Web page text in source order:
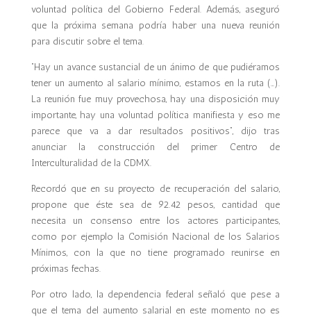
voluntad política del Gobierno Federal. Además, aseguró
que la próxima semana podría haber una nueva reunión
para discutir sobre el tema.
“Hay un avance sustancial de un ánimo de que pudiéramos
tener un aumento al salario mínimo, estamos en la ruta (…).
La reunión fue muy provechosa, hay una disposición muy
importante, hay una voluntad política manifiesta y eso me
parece que va a dar resultados positivos”, dijo tras
anunciar la construcción del primer Centro de
Interculturalidad de la CDMX.
Recordó que en su proyecto de recuperación del salario,
propone que éste sea de 92.42 pesos, cantidad que
necesita un consenso entre los actores participantes,
como por ejemplo la Comisión Nacional de los Salarios
Mínimos, con la que no tiene programado reunirse en
próximas fechas.
Por otro lado, la dependencia federal señaló que pese a
que el tema del aumento salarial en este momento no es